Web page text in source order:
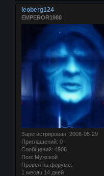
leoberg124
EMPEROR1980
Зарегистрирован: 2008-05-29
Приглашений: 0
Сообщений: 4906
Пол: Мужской
Провел на форуме:
1 месяц 14 дней